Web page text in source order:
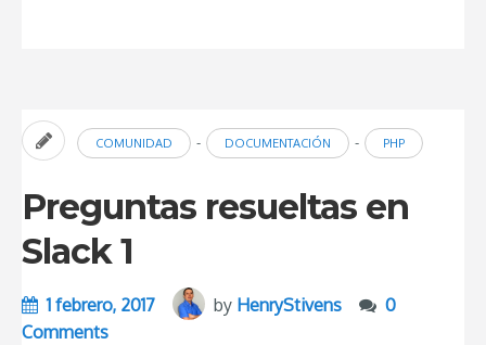
COMUNIDAD - DOCUMENTACIÓN - PHP
Preguntas resueltas en
Slack 1
1 febrero, 2017 by HenryStivens
0
Comments